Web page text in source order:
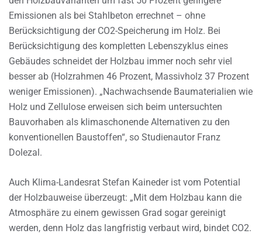
Emissionen als bei Stahlbeton errechnet – ohne
Berücksichtigung der CO2-Speicherung im Holz. Bei
Berücksichtigung des kompletten Lebenszyklus eines
Gebäudes schneidet der Holzbau immer noch sehr viel
besser ab (Holzrahmen 46 Prozent, Massivholz 37 Prozent
weniger Emissionen). „Nachwachsende Baumaterialien wie
Holz und Zellulose erweisen sich beim untersuchten
Bauvorhaben als klimaschonende Alternativen zu den
konventionellen Baustoffen“, so Studienautor Franz
Dolezal.
Auch Klima-Landesrat Stefan Kaineder ist vom Potential
der Holzbauweise überzeugt: „Mit dem Holzbau kann die
Atmosphäre zu einem gewissen Grad sogar gereinigt
werden, denn Holz das langfristig verbaut wird, bindet CO2.